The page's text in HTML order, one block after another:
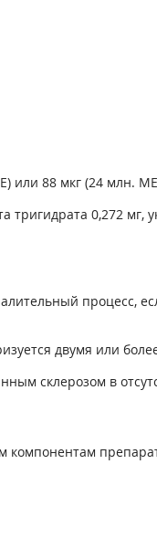
или 88 мкг (24 млн.
0,272 мг,
процесс,
двумя или
склерозом в
компонентам